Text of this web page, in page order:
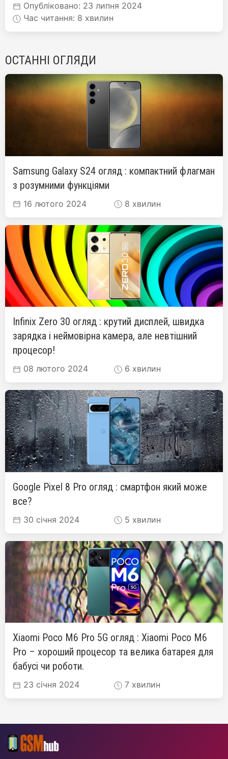
Опубліковано: 23 липня 2024
Час читання: 8 хвилин
ОСТАННІ ОГЛЯДИ
Samsung Galaxy S24 огляд : компактний флагман
з розумними функціями
16 лютого 2024 8 хвилин
Infinix Zero 30 огляд : крутий дисплей, швидка
зарядка і неймовірна камера, але невтішний
процесор!
08 лютого 2024 6 хвилин
Google Pixel 8 Pro огляд : смартфон який може
все?
30 січня 2024 5 хвилин
Xiaomi Poco M6 Pro 5G огляд : Xiaomi Poco M6
Pro – хороший процесор та велика батарея для
бабусі чи роботи.
23 січня 2024 7 хвилин